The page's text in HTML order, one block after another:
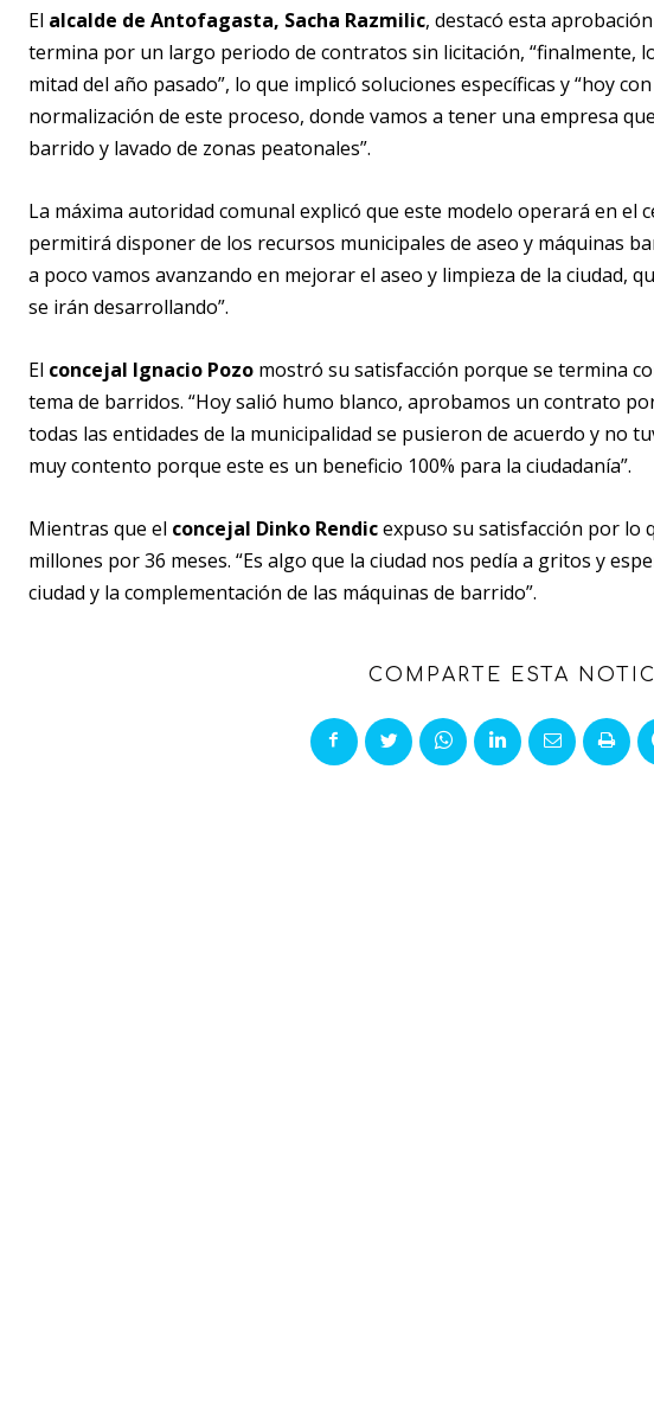
El alcalde de Antofagasta, Sacha Razmilic, destacó esta
termina por un largo periodo de contratos sin licitación, “finalmente,
mitad del año pasado”, lo que implicó soluciones específicas y “hoy
normalización de este proceso, donde vamos a tener una empresa
barrido y lavado de zonas peatonales”.
La máxima autoridad comunal explicó que este modelo operará en el
permitirá disponer de los recursos municipales de aseo y máquinas
a poco vamos avanzando en mejorar el aseo y limpieza de la ciudad,
se irán desarrollando”.
El concejal Ignacio Pozo mostró su satisfacción porque se termina
tema de barridos. “Hoy salió humo blanco, aprobamos un contrato
todas las entidades de la municipalidad se pusieron de acuerdo y no
muy contento porque este es un beneficio 100% para la ciudadanía”.
Mientras que el concejal Dinko Rendicexpuso su satisfacción por lo
millones por 36 meses. “Es algo que la ciudad nos pedía a gritos y
ciudad y la complementación de las máquinas de barrido”.
COMPARTE ESTA